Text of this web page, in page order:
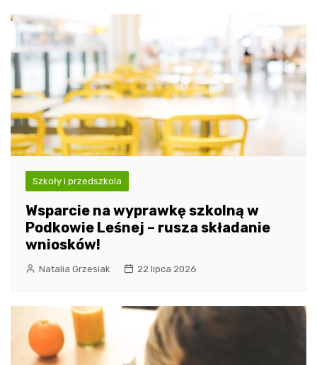
Szkoły i przedszkola
Wsparcie na wyprawkę szkolną w
Podkowie Leśnej – rusza składanie
wniosków!
Natalia Grzesiak 22 lipca 2026